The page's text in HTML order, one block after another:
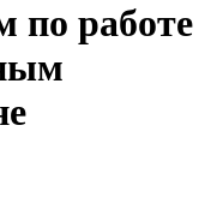
по работе